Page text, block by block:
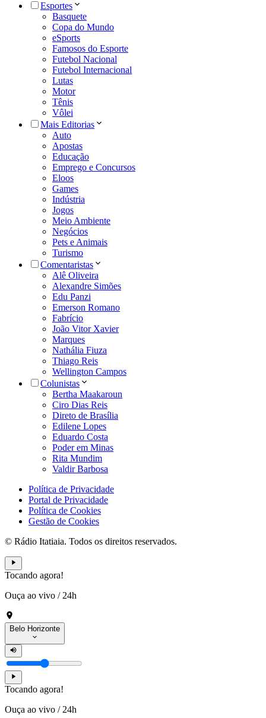
Esportes
Basquete
Copa do Mundo
eSports
Famosos do Esporte
Futebol Nacional
Futebol Internacional
Lutas
Motor
Tênis
Vôlei
Mais Editorias
Auto
Apostas
Educação
Emprego e Concursos
Eloos
Games
Indústria
Jogos
Meio Ambiente
Negócios
Pets e Animais
Turismo
Comentaristas
Alê Oliveira
Alexandre Simões
Edu Panzi
Emerson Romano
Fabrício
João Vitor Xavier
Marques
Nathália Fiuza
Thiago Reis
Wellington Campos
Colunistas
Bertha Maakaroun
Ciro Dias Reis
Direto de Brasília
Edilene Lopes
Eduardo Costa
Poder em Minas
Rita Mundim
Valdir Barbosa
Política de Privacidade
Portal de Privacidade
Política de Cookies
Gestão de Cookies
© Rádio Itatiaia. Todos os direitos reservados.
Tocando agora!
Ouça ao vivo / 24h
Belo Horizonte
Tocando agora!
Ouça ao vivo / 24h